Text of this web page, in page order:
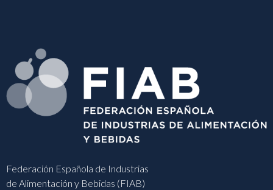
Federación Española de Industrias
de Alimentación y Bebidas (FIAB)